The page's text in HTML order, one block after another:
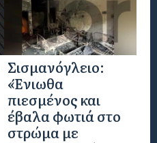
Σισμανόγλειο:
«Ένιωθα
πιεσμένος και
έβαλα φωτιά στο
στρώμα με